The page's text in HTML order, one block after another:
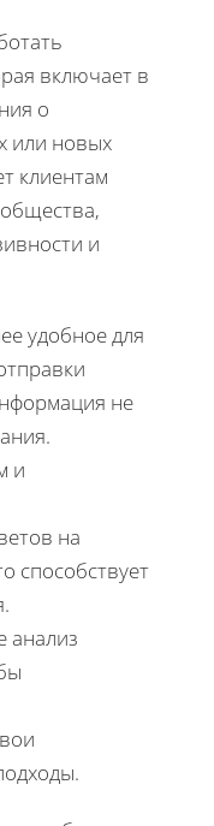
включает в
о
или новых
клиентам
и
удобное для
не
и
на
способствует
анализ